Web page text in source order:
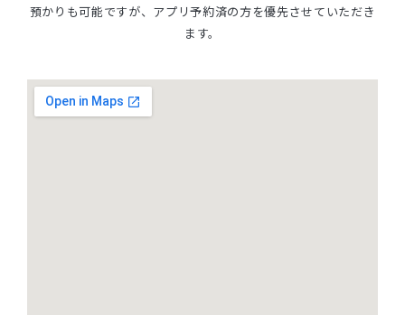
預かりも可能ですが、アプリ予約済の方を優先させていただき
ます。